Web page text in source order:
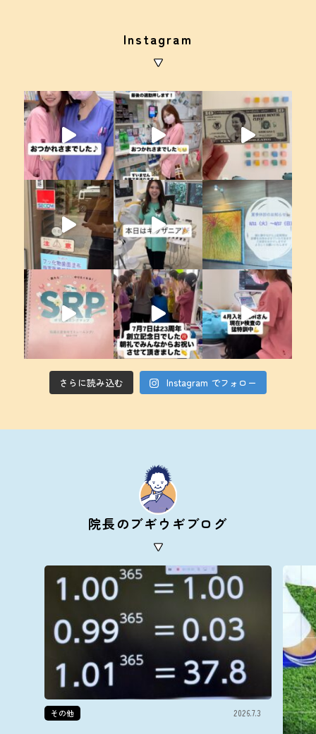
Instagram
さらに読み込む Instagram でフォロー
院長のブギウギブログ
その他 2026.7.3